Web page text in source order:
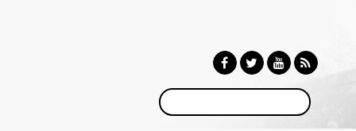
Αναζήτηση